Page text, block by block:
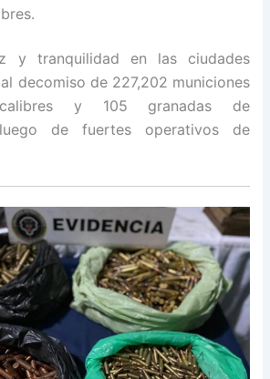
y tranquilidad en las ciudades
decomiso de 227,202 municiones
y 105 granadas de
luego de fuertes operativos de